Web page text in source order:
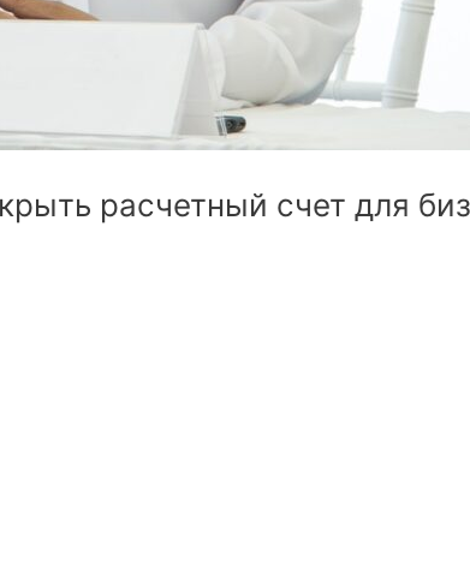
расчетный счет для